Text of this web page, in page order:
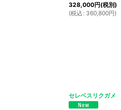
328,000円(税別)
(税込 : 360,800円)
セレベスリクガ